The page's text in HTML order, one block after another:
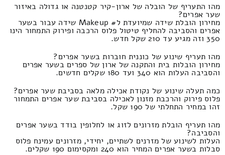
מהו התעריף של הובלה של ארון-קיר קטנטנה או גדולה באיזור
שער אפרים?
מחירון הובלת שידה שמיועדת ל# Makeup שידה עבור בשער
אפרים והסביבה להחליף טיטול פלוס הרכבה ופירוק התמחור הינו
350 וזה מגיע עד 210 שקל חדש.
מהו תעריף שינוע של כוננית חוברות בשער אפרים?
מחירון הובלות בית והתקנה של ארון של ספרים בשער אפרים
והסביבה העלות הוא 340 ועד 180 שקלים חדשים.
כמה תעלה שינוע של נקודת אכילה מלאה בסביבת שער אפרים?
פלוס פירוק והרכבת מזנון לאכילה בסביבת שער אפרים התמחור
זהו במחיר התחלתי של 190 שקל.
מהו תעריף הובלת מזרונים לזוג או לחלופין בודד בשער אפרים
והסביבה?
העלות לשינוע של מזרנים לשתיים, יחידי, מזרונים עמינח פלוס
סבלות בשער אפרים המחיר הוא 240 ומקסימום 190 שקלים.